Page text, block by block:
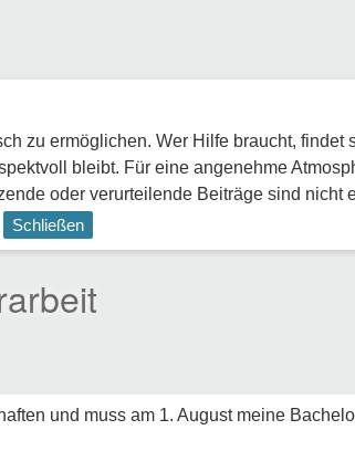
zu ermöglichen. Wer Hilfe braucht, findet
bleibt. Für eine angenehme
oder verurteilende Beiträge sind nicht
Schließen
und muss am 1. August meine